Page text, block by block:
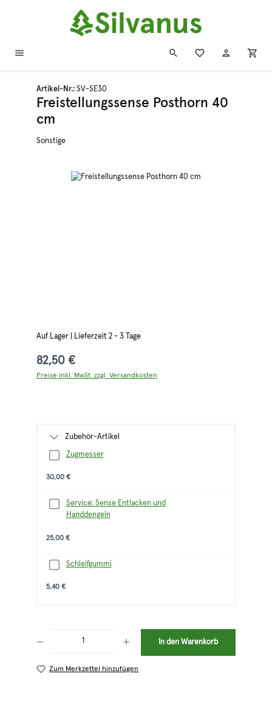
Zum Hauptinhalt springen
Artikel-Nr.: SV-SE30
Freistellungssense Posthorn 40
cm
Sonstige
Bildergalerie überspringen
Auf Lager | Lieferzeit 2 - 3 Tage
82,50 €
Preise inkl. MwSt. zzgl. Versandkosten
Zubehör-Artikel
Zugmesser
30,00 €
Service: Sense Entlacken und
Handdengeln
25,00 €
Schleifgummi
5,40 €
In den Warenkorb
Zum Merkzettel hinzufügen